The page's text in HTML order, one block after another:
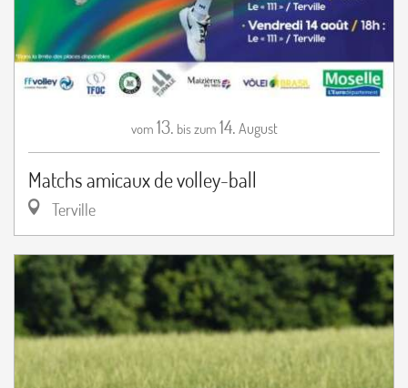
vom 13. bis zum 14. August
Matchs amicaux de volley-ball
Terville